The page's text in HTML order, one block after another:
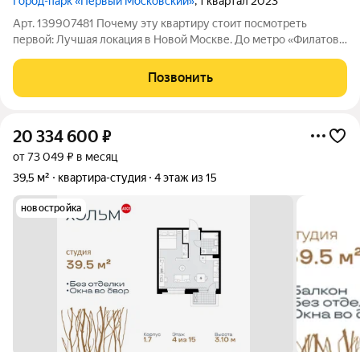
Арт. 139907481 Почему эту квартиру стоит посмотреть
первой: Лучшая локация в Новой Москве. До метро «Филатов
на Киевское шоссе и МКАД (9 км) 1 минута до магистрали. Это
идеальный баланс
Позвонить
20 334 600 ₽
от 73 049 ₽ в месяц
39,5 м²
квартира-студия 4 этаж из 15
новостройка